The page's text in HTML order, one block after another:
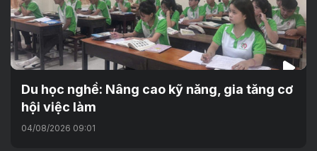
Du học nghề: Nâng cao kỹ năng, gia tăng cơ
hội việc làm
04/08/2026 09:01